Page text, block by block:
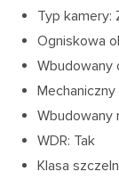
Typ kamery:
Ogniskowa
Wbudowany
Wbudowany
WDR: Tak
Klasa